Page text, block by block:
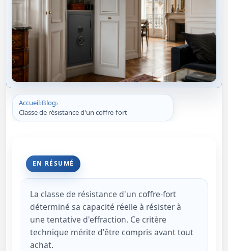
Accueil Blog
Classe de résistance d'un coffre-fort
EN RÉSUMÉ
La classe de résistance d'un coffre-fort
déterminé sa capacité réelle à résister à
une tentative d'effraction. Ce critère
technique mérite d'être compris avant tout
achat.